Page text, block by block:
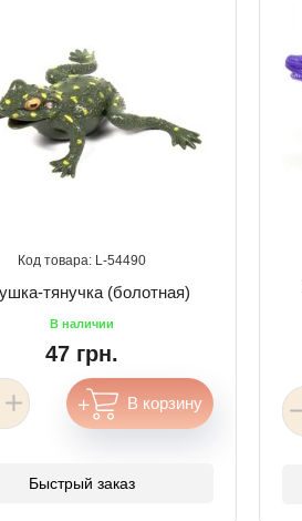
54490
тянучка (болотная)
47 грн.
Быстрый заказ